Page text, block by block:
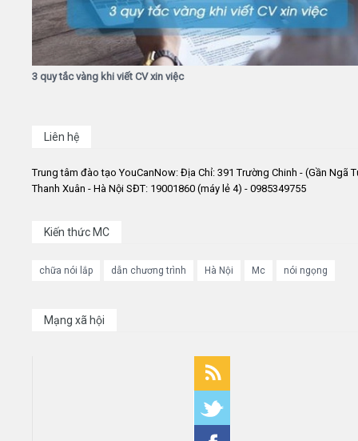
3 quy tắc vàng khi viết CV xin việc
Liên hệ
Trung tâm đào tạo YouCanNow: Địa Chỉ: 391 Trường Chinh - (Gần Ngã
Thanh Xuân - Hà Nội SĐT: 19001860 (máy lẻ 4) - 0985349755
Kiến thức MC
chữa nói lắp dẫn chương trình Hà Nội Mc nói ngọng
Mạng xã hội